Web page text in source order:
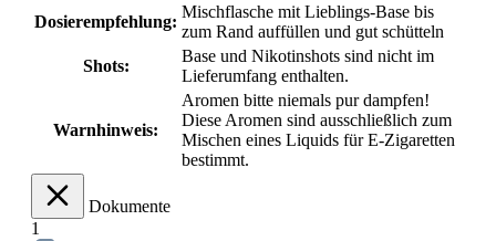
Dosierempfehlung:
Mischflasche mit Lieblings-Base bis
zum Rand auffüllen und gut schütteln
Shots:
Base und Nikotinshots sind nicht im
Lieferumfang enthalten.
Warnhinweis:
Aromen bitte niemals pur dampfen!
Diese Aromen sind ausschließlich zum
Mischen eines Liquids für E-Zigaretten
bestimmt.
Dokumente
1